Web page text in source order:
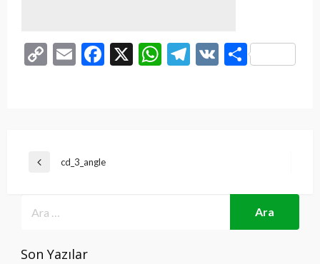
CopyEmailFacebook
X WhatsApp
Telegram
VKShare
Yazı
Previouscd_3_angle
Son Yazılar